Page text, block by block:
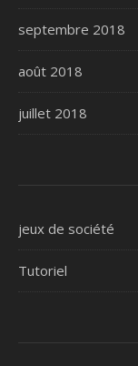
septembre 2018
août 2018
juillet 2018
jeux de société
Tutoriel